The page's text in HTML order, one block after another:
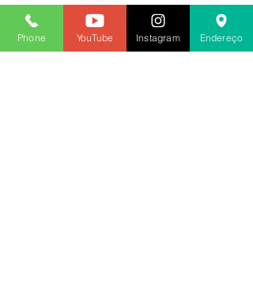
Posts recentes Ver tudo
Phone YouTube Instagram Endereço